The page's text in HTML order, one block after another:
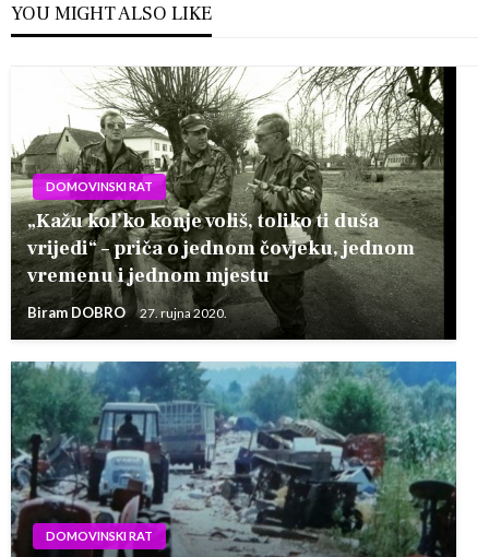
YOU MIGHT ALSO LIKE
DOMOVINSKI RAT
„Kažu kol’ko konje voliš, toliko ti duša
vrijedi“ – priča o jednom čovjeku, jednom
vremenu i jednom mjestu
Biram DOBRO 27. rujna 2020.
DOMOVINSKI RAT